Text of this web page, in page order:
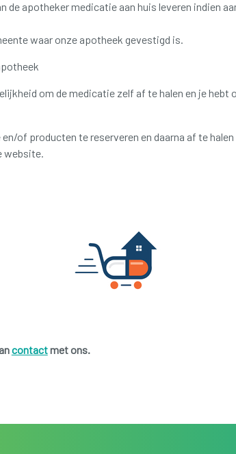
de apotheker medicatie aan huis leveren indien
waar onze apotheek gevestigd is.
om de medicatie zelf af te halen en je hebt
of producten te reserveren en daarna af te
website.
contactmet ons.